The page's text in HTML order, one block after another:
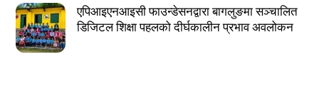
एपिआइएनआइसी फाउन्डेसनद्वारा बागलुङमा सञ्चालित
डिजिटल शिक्षा पहलको दीर्घकालीन प्रभाव अवलोकन